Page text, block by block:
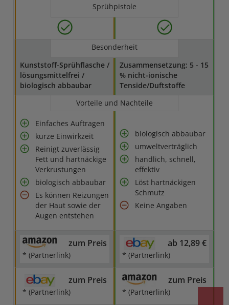
Sprühpistole
Besonderheit
Kunststoff-Sprühflasche /
lösungsmittelfrei /
biologisch abbaubar
Zusammensetzung: 5 - 15
% nicht-ionische
Tenside/Duftstoffe
Vorteile und Nachteile
Einfaches Auftragen
kurze Einwirkzeit
Reinigt zuverlässig
Fett und hartnäckige
Verkrustungen
biologisch abbaubar
Es können Reizungen
der Haut sowie der
Augen entstehen
biologisch abbaubar
umweltverträglich
handlich, schnell,
effektiv
Löst hartnäckigen
Schmutz
Keine Angaben
zum Preis
* (Partnerlink)
ab 12,89 €
* (Partnerlink)
zum Preis
* (Partnerlink)
zum Preis
* (Partnerlink)